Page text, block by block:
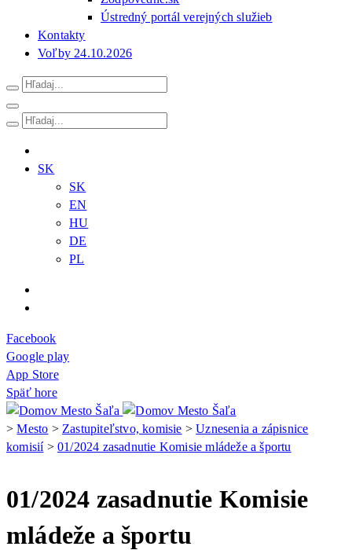
Ústredný portál verejných služieb
Kontakty
Voľby 24.10.2026
SK
SK
EN
HU
DE
PL
Facebook
Google play
App Store
Späť hore
>Mesto > Zastupiteľstvo, komisie >Uznesenia a zápisnice
komisií >01/2024 zasadnutie Komisie mládeže a športu
01/2024 zasadnutie Komisie
mládeže a športu